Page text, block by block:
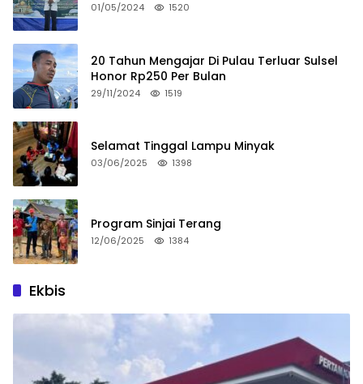
01/05/2024 1520
20 Tahun Mengajar Di Pulau Terluar Sulsel
Honor Rp250 Per Bulan
29/11/2024 1519
Selamat Tinggal Lampu Minyak
03/06/2025 1398
Program Sinjai Terang
12/06/2025 1384
Ekbis